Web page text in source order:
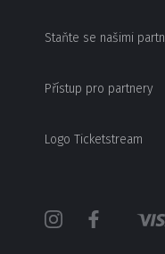
Staňte se našimi
Přístup pro partnery
Logo Ticketstream